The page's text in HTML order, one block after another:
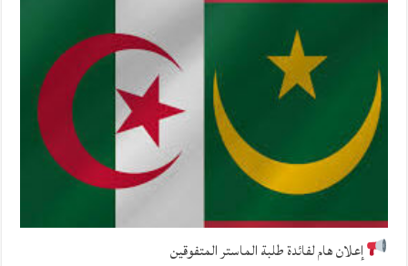
إعلان هام لفائدة طلبة الماستر المتفوقين